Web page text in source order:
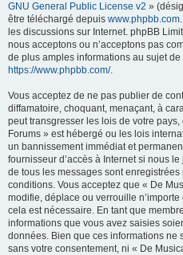
GNU General Public License v2 »
être téléchargé depuis www.phpbb.com
les discussions sur Internet. phpBB
nous acceptons ou n’acceptons pas
de plus amples informations au sujet
https://www.phpbb.com/.
Vous acceptez de ne pas publier de
diffamatoire, choquant, menaçant, à
peut transgresser les lois de votre
Forums » est hébergé ou les lois
un bannissement immédiat et
fournisseur d’accès à Internet si nous
de tous les messages sont
conditions. Vous acceptez que « De
modifie, déplace ou verrouille
cela est nécessaire. En tant que
informations que vous avez saisies
données. Bien que ces informations ne
sans votre consentement, ni « De